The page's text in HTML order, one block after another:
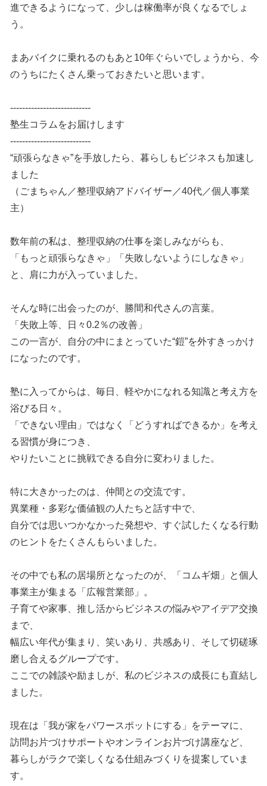
進できるようになって、少しは稼働率が良くなるでしょ
う。
まあバイクに乗れるのもあと10年ぐらいでしょうから、今
のうちにたくさん乗っておきたいと思います。
---------------------------
塾生コラムをお届けします
---------------------------
“頑張らなきゃ”を手放したら、暮らしもビジネスも加速し
ました
（ごまちゃん／整理収納アドバイザー／40代／個人事業
主）
数年前の私は、整理収納の仕事を楽しみながらも、
「もっと頑張らなきゃ」「失敗しないようにしなきゃ」
と、肩に力が入っていました。
そんな時に出会ったのが、勝間和代さんの言葉。
「失敗上等、日々0.2％の改善」
この一言が、自分の中にまとっていた“鎧”を外すきっかけ
になったのです。
塾に入ってからは、毎日、軽やかになれる知識と考え方を
浴びる日々。
「できない理由」ではなく「どうすればできるか」を考え
る習慣が身につき、
やりたいことに挑戦できる自分に変わりました。
特に大きかったのは、仲間との交流です。
異業種・多彩な価値観の人たちと話す中で、
自分では思いつかなかった発想や、すぐ試したくなる行動
のヒントをたくさんもらいました。
その中でも私の居場所となったのが、「コムギ畑」と個人
事業主が集まる「広報営業部」。
子育てや家事、推し活からビジネスの悩みやアイデア交換
まで、
幅広い年代が集まり、笑いあり、共感あり、そして切磋琢
磨し合えるグループです。
ここでの雑談や励ましが、私のビジネスの成長にも直結し
ました。
現在は「我が家をパワースポットにする」をテーマに、
訪問お片づけサポートやオンラインお片づけ講座など、
暮らしがラクで楽しくなる仕組みづくりを提案していま
す。